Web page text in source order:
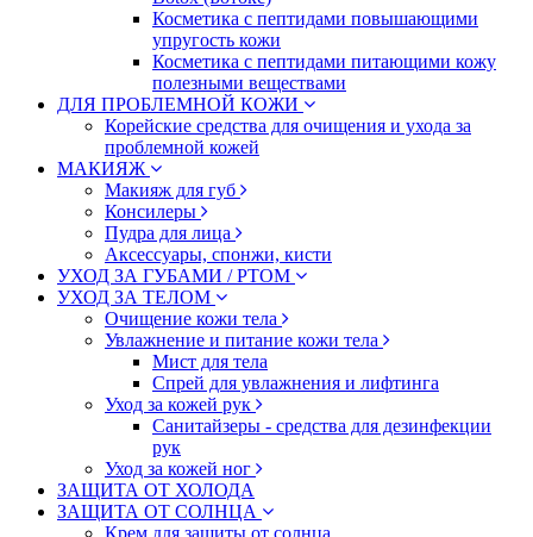
Косметика с пептидами повышающими
упругость кожи
Косметика с пептидами питающими кожу
полезными веществами
ДЛЯ ПРОБЛЕМНОЙ КОЖИ
Корейские средства для очищения и ухода за
проблемной кожей
МАКИЯЖ
Макияж для губ
Консилеры
Пудра для лица
Аксессуары, спонжи, кисти
УХОД ЗА ГУБАМИ / РТОМ
УХОД ЗА ТЕЛОМ
Очищение кожи тела
Увлажнение и питание кожи тела
Мист для тела
Спрей для увлажнения и лифтинга
Уход за кожей рук
Санитайзеры - средства для дезинфекции
рук
Уход за кожей ног
ЗАЩИТА ОТ ХОЛОДА
ЗАЩИТА ОТ СОЛНЦА
Крем для защиты от солнца